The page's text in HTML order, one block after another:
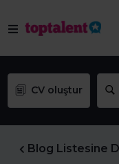
CV oluştur
Blog Listesine